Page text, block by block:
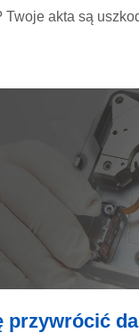
Twoje akta są
przywrócić